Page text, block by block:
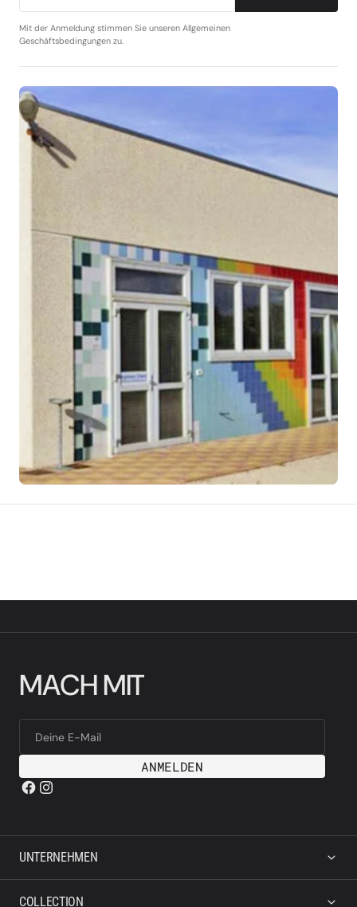
Mit der Anmeldung stimmen Sie unseren Allgemeinen
Geschäftsbedingungen zu.
MACHMIT
Deine E-Mail
ANMELDEN
UNTERNEHMEN
COLLECTION